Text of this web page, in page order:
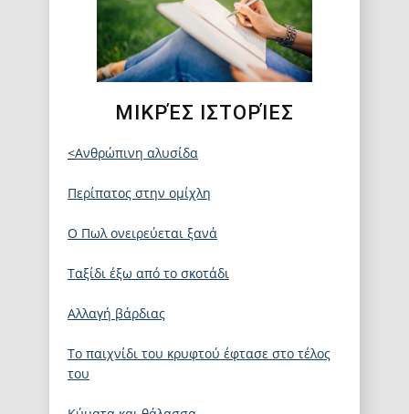
ΜΙΚΡΈΣ ΙΣΤΟΡΊΕΣ
<Ανθρώπινη αλυσίδα
Περίπατος στην ομίχλη
Ο Πωλ ονειρεύεται ξανά
Ταξίδι έξω από το σκοτάδι
Αλλαγή βάρδιας
Το παιχνίδι του κρυφτού έφτασε στο τέλος
του